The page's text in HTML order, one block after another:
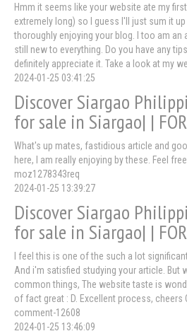
Hmm it seems like your website ate my
extremely long) so I guess I'll just sum it
thoroughly enjoying your blog. I too am an
still new to everything. Do you have any
definitely appreciate it. Take a look at my
2024-01-25 03:41:25
Discover Siargao
for sale in Siargao| | FOR
What's up mates, fastidious article and
here, I am really enjoying by these. Feel
moz1278343req
2024-01-25 13:39:27
Discover Siargao
for sale in Siargao| | FOR
I feel this is one of the such a lot
And i'm satisfied studying your article. But
common things, The website taste is
of fact great : D. Excellent process, cheers
comment-12608
2024-01-25 13:46:09